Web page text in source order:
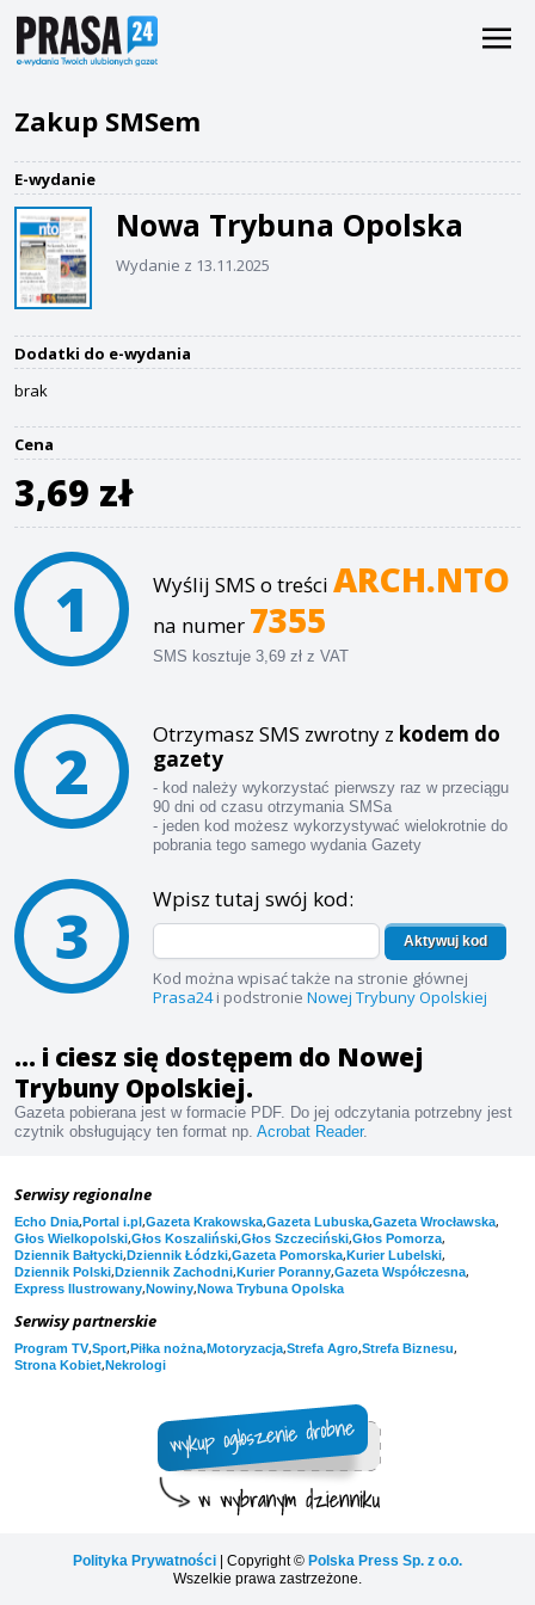
Zakup SMSem
E-wydanie
Nowa Trybuna Opolska
Wydanie z 13.11.2025
Dodatki do e-wydania
brak
Cena
3,69 zł
1 Wyślij SMS o treści ARCH.NTO
na numer 7355
SMS kosztuje 3,69 zł z VAT
2 Otrzymasz SMS zwrotny z kodem do
gazety
- kod należy wykorzystać pierwszy raz w przeciągu
90 dni od czasu otrzymania SMSa
- jeden kod możesz wykorzystywać wielokrotnie do
pobrania tego samego wydania Gazety
3 Wpisz tutaj swój kod:
Aktywuj kod
Kod można wpisać także na stronie głównej
Prasa24i podstronie Nowej Trybuny Opolskiej
... i ciesz się dostępem do Nowej
Trybuny Opolskiej.
Gazeta pobierana jest w formacie PDF. Do jej odczytania potrzebny jest
czytnik obsługujący ten format np. Acrobat Reader.
Serwisy regionalne
Echo Dnia,Portal i.pl,Gazeta Krakowska,Gazeta Lubuska,Gazeta Wrocławska,
Głos Wielkopolski,Głos Koszaliński,Głos Szczeciński,Głos Pomorza,
Dziennik Bałtycki,Dziennik Łódzki,Gazeta Pomorska,Kurier Lubelski,
Dziennik Polski,Dziennik Zachodni,Kurier Poranny,Gazeta Współczesna,
Express Ilustrowany,Nowiny,Nowa Trybuna Opolska
Serwisy partnerskie
Program TV,Sport,Piłka nożna,Motoryzacja,Strefa Agro,Strefa Biznesu,
Strona Kobiet,Nekrologi
Polityka Prywatności | Copyright © Polska Press Sp. z o.o.
Wszelkie prawa zastrzeżone.